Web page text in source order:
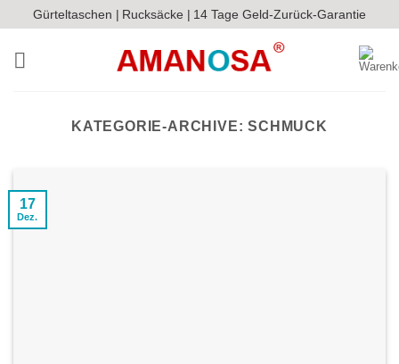
Inhalt
springen
Gürteltaschen | Rucksäcke | 14 Tage Geld-Zurück-Garantie
KATEGORIE-ARCHIVE:SCHMUCK
17
Dez.